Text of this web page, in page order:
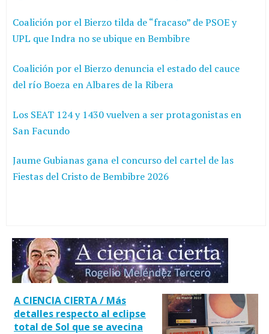
Coalición por el Bierzo tilda de “fracaso” de PSOE y
UPL que Indra no se ubique en Bembibre
Coalición por el Bierzo denuncia el estado del cauce
del río Boeza en Albares de la Ribera
Los SEAT 124 y 1430 vuelven a ser protagonistas en
San Facundo
Jaume Gubianas gana el concurso del cartel de las
Fiestas del Cristo de Bembibre 2026
A CIENCIA CIERTA / Más
detalles respecto al eclipse
total de Sol que se avecina